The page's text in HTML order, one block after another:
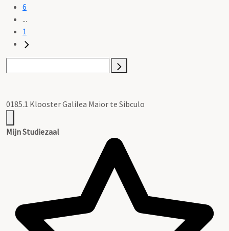
6
...
1
0185.1 Klooster Galilea Maior te Sibculo
Mijn Studiezaal